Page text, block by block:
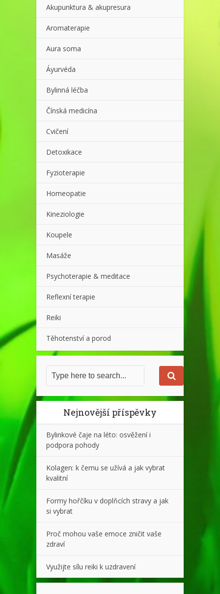
Akupunktura & akupresura
Aromaterapie
Aura soma
Áyurvéda
Bylinná léčba
Čínská medicína
Cvičení
Detoxikace
Fyzioterapie
Homeopatie
Kineziologie
Koupele
Masáže
Psychoterapie & meditace
Reflexní terapie
Reiki
Těhotenství a porod
Nejnovější příspěvky
Bylinkové čaje na léto: osvěžení i
podpora pohody
Kolagen: k čemu se užívá a jak vybrat
kvalitní
Formy hořčíku v doplňcích stravy a jak
si vybrat
Proč mohou vaše emoce zničit vaše
zdraví
Využijte sílu reiki k uzdravení